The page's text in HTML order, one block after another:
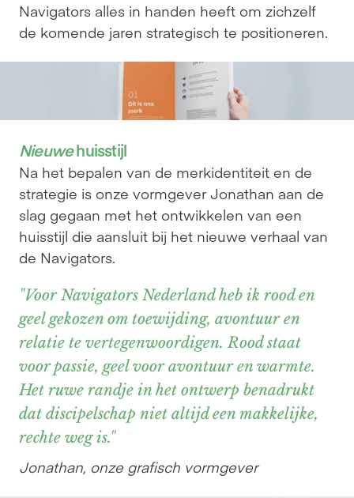
Navigators alles in handen heeft om zichzelf
de komende jaren strategisch te positioneren.
Nieuwe huisstijl
Na het bepalen van de merkidentiteit en de
strategie is onze vormgever Jonathan aan de
slag gegaan met het ontwikkelen van een
huisstijl die aansluit bij het nieuwe verhaal van
de Navigators.
"Voor Navigators Nederland heb ik rood en
geel gekozen om toewijding, avontuur en
relatie te vertegenwoordigen. Rood staat
voor passie, geel voor avontuur en warmte.
Het ruwe randje in het ontwerp benadrukt
dat discipelschap niet altijd een makkelijke,
rechte weg is."
Jonathan, onze grafisch vormgever